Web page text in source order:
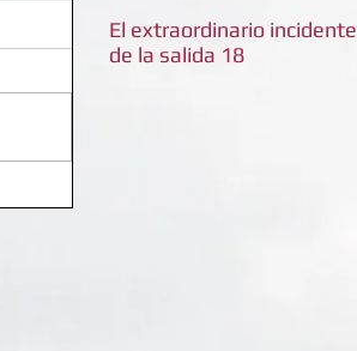
El extraordinario incidente
de la salida 18